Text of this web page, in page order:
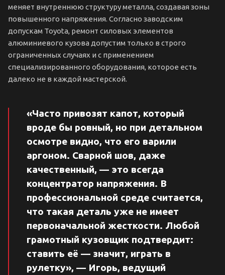
меняет внутреннюю структуру металла, создавая зоны
повышенного напряжения. Согласно заводским
допускам Toyota, ремонт силовых элементов
алюминиевого кузова допустим только в строго
ограниченных случаях и с применением
специализированного оборудования, которое есть
далеко не в каждой мастерской.
«Часто привозят капот, который
вроде бы ровный, но при детальном
осмотре видно, что его варили
аргоном. Сварной шов, даже
качественный, — это всегда
концентратор напряжения. В
профессиональной среде считается,
что такая деталь уже не имеет
первоначальной жесткости. Любой
грамотный кузовщик подтвердит:
ставить её — значит, играть в
рулетку», — Игорь, ведущий